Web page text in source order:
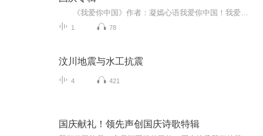
1 78
汶川地震与水工抗震
4 421
国庆献礼！领先声创国庆诗歌特辑